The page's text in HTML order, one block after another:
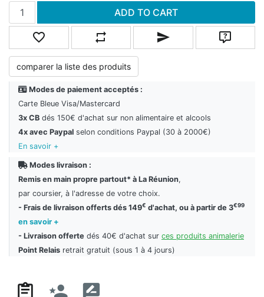
Add to cart ADD TO CART
Add to wishlist Add to compare listEmail a friend Ask
comparer la liste des produits
Modes de paiement acceptés :
Carte Bleue Visa/Mastercard
3x CB dés 150€ d'achat sur non alimentaire et alcools
4x avec Paypal selon conditions Paypal (30 à 2000€)
En savoir +
Modes livraison :
Remis en main propre partout* à La Réunion,
par coursier, à l'adresse de votre choix.
- Frais de livraison offerts dés 149€ d'achat, ou à partir de 3€99
en savoir +
- Livraison offerte dés 40€ d'achat sur ces produits animalerie
Point Relais retrait gratuit (sous 1 à 4 jours)